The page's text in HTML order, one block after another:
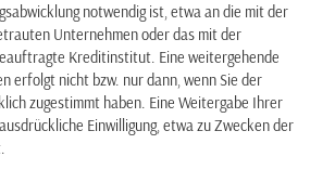
notwendig ist, etwa an die mit der
Unternehmen oder das mit der
Kreditinstitut. Eine weitergehende
erfolgt nicht bzw. nur dann, wenn Sie der
zugestimmt haben. Eine Weitergabe Ihrer
Einwilligung, etwa zu Zwecken der